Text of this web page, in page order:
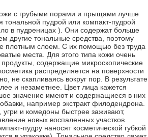
с грубыми порами и прыщами лучше
тональной пудрой или компакт-пудрой
в пудреницах ). Они содержат больше
другие тональные средства, поэтому
плотным слоем. С их помощью без труда
места. Для этого типа кожи очень
содержащие микроскопические
распределяется на поверхности
не скапливаясь вокруг пор. В результате
и незаметнее. Цвет лица кажется
значение имеют и содержащиеся в них
например экстракт филодендрона.
и комедоны быстрее заживают,
новых воспаленных участков.
пудру наносят косметической губкой